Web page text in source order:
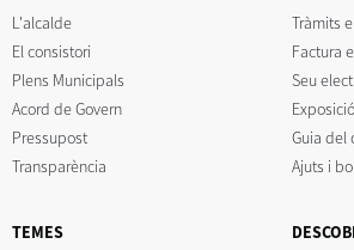
L'alcalde
El consistori
Plens Municipals
Acord de Govern
Pressupost
Transparència
Tràmits
Factura
Seu
Guia del
Ajuts i
TEMES